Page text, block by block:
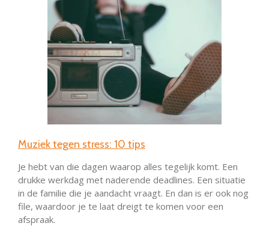
Muziek tegen stress: 10 tips
Je hebt van die dagen waarop alles tegelijk komt. Een
drukke werkdag met naderende deadlines. Een situatie
in de familie die je aandacht vraagt. En dan is er ook nog
file, waardoor je te laat dreigt te komen voor een
afspraak.